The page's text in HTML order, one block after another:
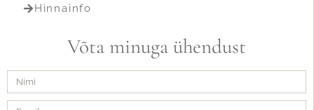
Hinnainfo
Võta minuga ühendust